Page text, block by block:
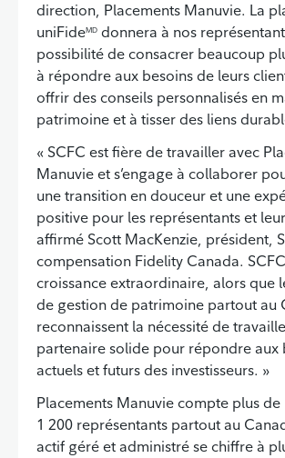
direction, Placements Manuvie. La
uniFideMD donnera à nos
possibilité de consacrer beaucoup
à répondre aux besoins de leurs
offrir des conseils personnalisés en
patrimoine et à tisser des liens
« SCFC est fière de travailler avec
Manuvie et s’engage à collaborer
une transition en douceur et une
positive pour les représentants et
affirmé Scott MacKenzie, président,
compensation Fidelity Canada.
croissance extraordinaire, alors que
de gestion de patrimoine partout au
reconnaissent la nécessité de
partenaire solide pour répondre aux
actuels et futurs des investisseurs. »
Placements Manuvie compte plus de
1 200 représentants partout au
actif géré et administré se chiffre à